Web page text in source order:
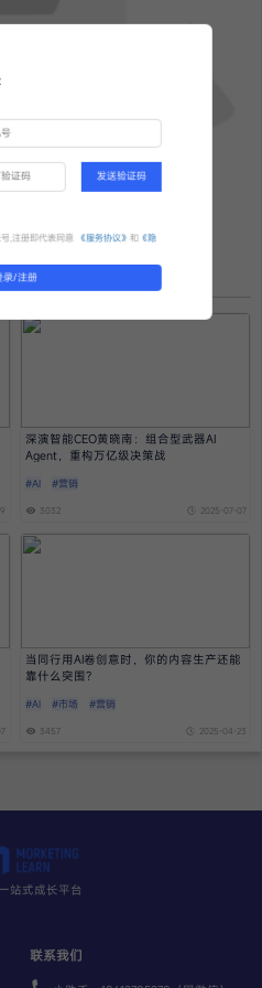
深演智能CEO黄晓南：组合型武器AI
Agent，重构万亿级决策战
#AI #营销
3032 2025-07-07
当同行用AI卷创意时，你的内容生产还能
靠什么突围？
#AI #市场 #营销
3457 2025-04-23
站式成长平台
联系我们
发送验证码
,注册即代表同意 《服务协议》 和《隐
录/注册